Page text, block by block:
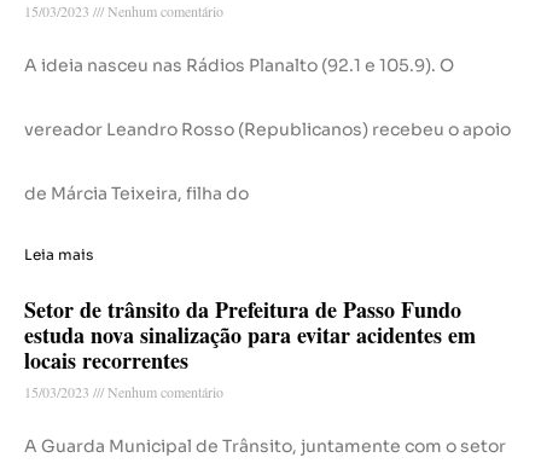
15/03/2023 Nenhum comentário
A ideia nasceu nas Rádios Planalto (92.1 e 105.9). O
vereador Leandro Rosso (Republicanos) recebeu o apoio
de Márcia Teixeira, filha do
Leia mais
Setor de trânsito da Prefeitura de Passo Fundo
estuda nova sinalização para evitar acidentes em
locais recorrentes
15/03/2023 Nenhum comentário
A Guarda Municipal de Trânsito, juntamente com o setor